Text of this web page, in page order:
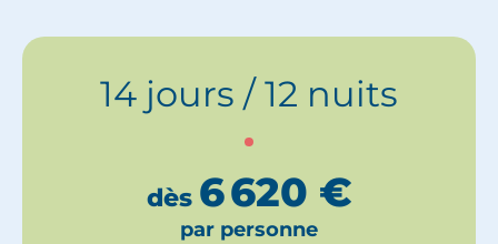
14 jours / 12 nuits
dès 6 620 €
par personne